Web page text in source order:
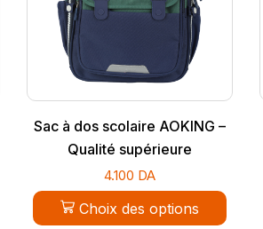
Sac à dos scolaire AOKING –
Qualité supérieure
4.100 DA
Choix des options